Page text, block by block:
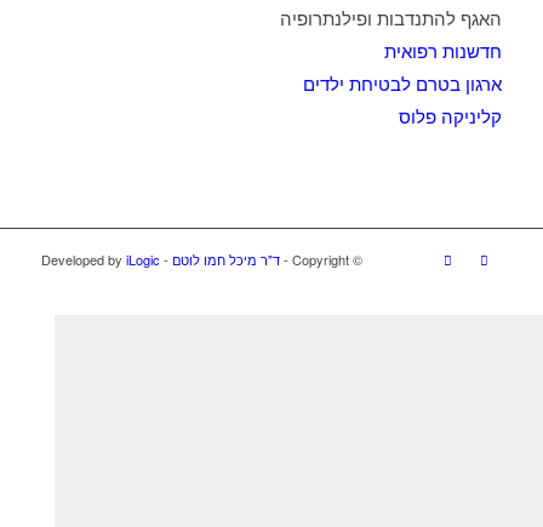
האגף להתנדבות ופילנתרופיה
חדשנות רפואית
ארגון בטרם לבטיחת ילדים
קליניקה פלוס
© ‫Copyright - ד"ר מיכל חמו לוטם - Developed by
iLogic